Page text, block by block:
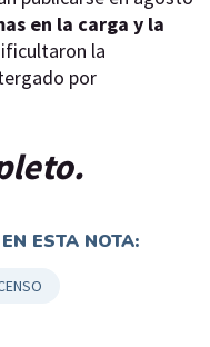
en la carga y la
la
por
ESTA NOTA: